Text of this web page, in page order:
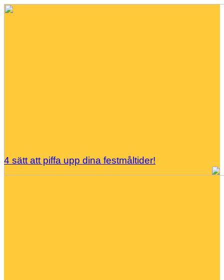
4 sätt att piffa upp dina festmåltider!